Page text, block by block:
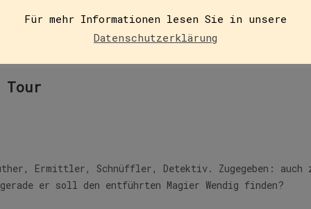
Ermittler, Schnüffler, Detektiv. Zugegeben: auch
er soll den entführten Magier Wendig finden?
Für mehr Informationen lesen Sie in unsere
Datenschutzerklärung